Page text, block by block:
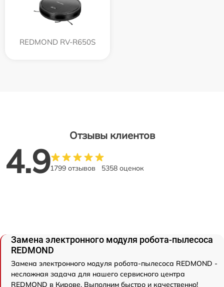
REDMOND RV-R650S
Отзывы клиентов
4.91799 отзывов 5358 оценок
Замена электронного модуля робота-пылесоса
REDMOND
Замена электронного модуля робота-пылесоса REDMOND -
несложная задача для нашего сервисного центра
REDMOND в Кирове. Выполним быстро и качественно!